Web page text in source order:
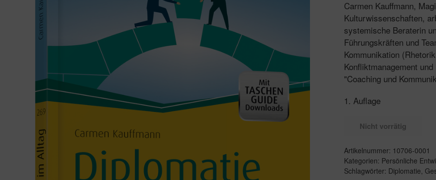
Carmen Kauffmann,
Kulturwissenschaften,
systemische Beraterin
Führungskräften und
Kommunikation
Konfliktmanagement
"Coaching und
1. Auflage
Nicht vorrätig
Artikelnummer: 10706-0001
Kategorien: Persönliche
Schlagwörter: Diplomatie,